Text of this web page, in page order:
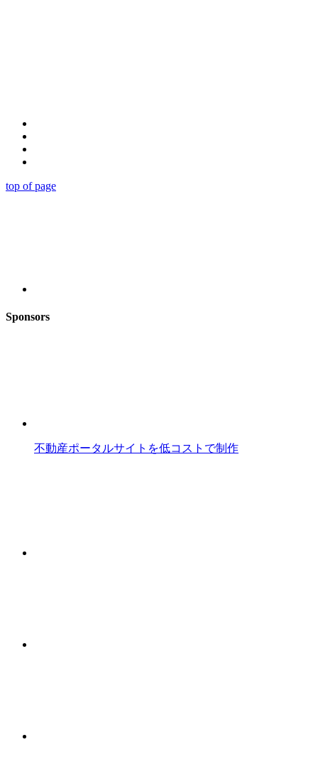
top of page
Sponsors
不動産ポータルサイトを低コストで制作